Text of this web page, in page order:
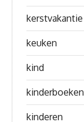
kerstvakantie
keuken
kind
kinderboeken
kinderen